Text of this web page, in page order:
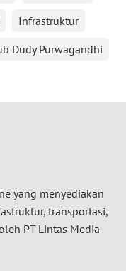
Infrastruktur
Dudy Purwagandhi
yang menyediakan
transportasi,
PT Lintas Media